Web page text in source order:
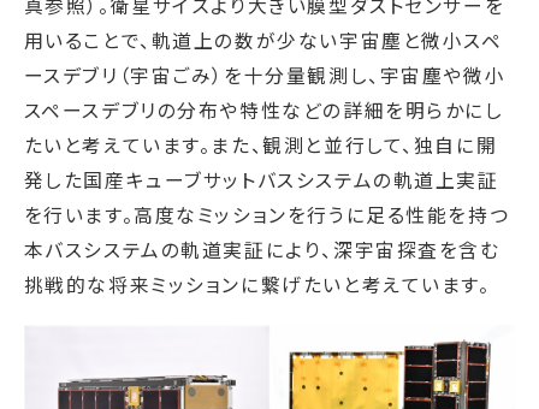
用いることで、軌道上の数が少ない宇宙塵と微小スペ
ースデブリ（宇宙ごみ）を十分量観測し、宇宙塵や微小
スペースデブリの分布や特性などの詳細を明らかにし
たいと考えています。また、観測と並行して、独自に開
発した国産キューブサットバスシステムの軌道上実証
を行います。高度なミッションを行うに足る性能を持つ
本バスシステムの軌道実証により、深宇宙探査を含む
挑戦的な将来ミッションに繋げたいと考えています。